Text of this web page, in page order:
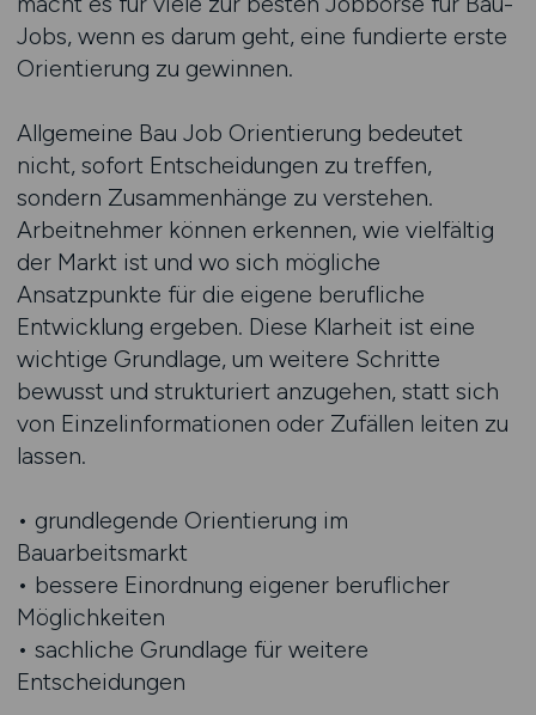
Jobs, wenn es darum geht, eine fundierte erste
Orientierung zu gewinnen.
Allgemeine Bau Job Orientierung bedeutet
nicht, sofort Entscheidungen zu treffen,
sondern Zusammenhänge zu verstehen.
Arbeitnehmer können erkennen, wie vielfältig
der Markt ist und wo sich mögliche
Ansatzpunkte für die eigene berufliche
Entwicklung ergeben. Diese Klarheit ist eine
wichtige Grundlage, um weitere Schritte
bewusst und strukturiert anzugehen, statt sich
von Einzelinformationen oder Zufällen leiten zu
lassen.
• grundlegende Orientierung im
Bauarbeitsmarkt
• bessere Einordnung eigener beruflicher
Möglichkeiten
• sachliche Grundlage für weitere
Entscheidungen